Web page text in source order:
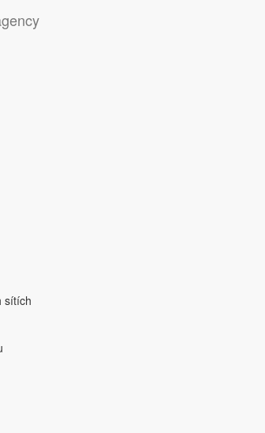
sítích
spát
v noci usnout? Části z nich kvalitní matrace. A
těmi nejpříjemnějšími. Obzvláště, když
a 5. hodinou dostaly zhruba dvě stovky